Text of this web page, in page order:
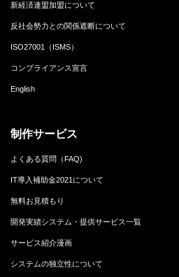
新経済連盟加盟について
反社会勢力との関係遮断について
ISO27001（ISMS）
コンプライアンス宣言
English
制作サービス
よくある質問（FAQ)
IT導入補助金2021について
無料お見積もり
開発実績システム・提供サービス一覧
サービス紹介漫画
システムの独立性について